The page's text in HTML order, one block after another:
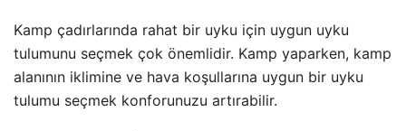
Kamp çadırlarında rahat bir uyku için uygun uyku
tulumunu seçmek çok önemlidir. Kamp yaparken, kamp
alanının iklimine ve hava koşullarına uygun bir uyku
tulumu seçmek konforunuzu artırabilir.